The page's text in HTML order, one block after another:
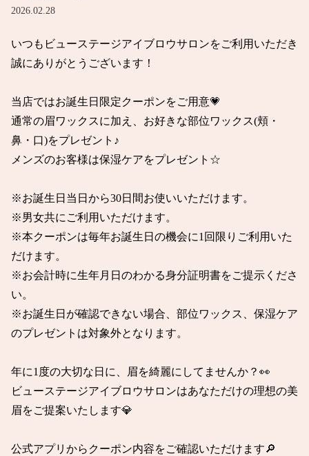
2026.02.28
いつもビューステージアイブロウサロンをご利用いただき
誠にありがとうございます！
当店ではお誕生日限定クーポンをご用意💗
通常の眉ワックスに加え、お好きな部位ワックス(頬・
鼻・口)をプレゼント♪
メンズのお客様は保湿ケアをプレゼント☆
※お誕生日当日から30日間お使いいただけます。
※男女共にご利用いただけます。
※本クーポンは毎年お誕生日の機会に1回限りご利用いた
だけます。
※お会計時に生年月日のわかる身分証明書をご提示くださ
い。
※お誕生日が確認できない場合、部位ワックス、保湿ケア
のプレゼントは対象外となります。
年に1度の大切な日に、眉を綺麗にしてませんか？👀
ビューステージアイブロウサロンはあなただけの理想の美
眉をご提案いたします💎
公式アプリからクーポン内容をご確認いただけます🔎